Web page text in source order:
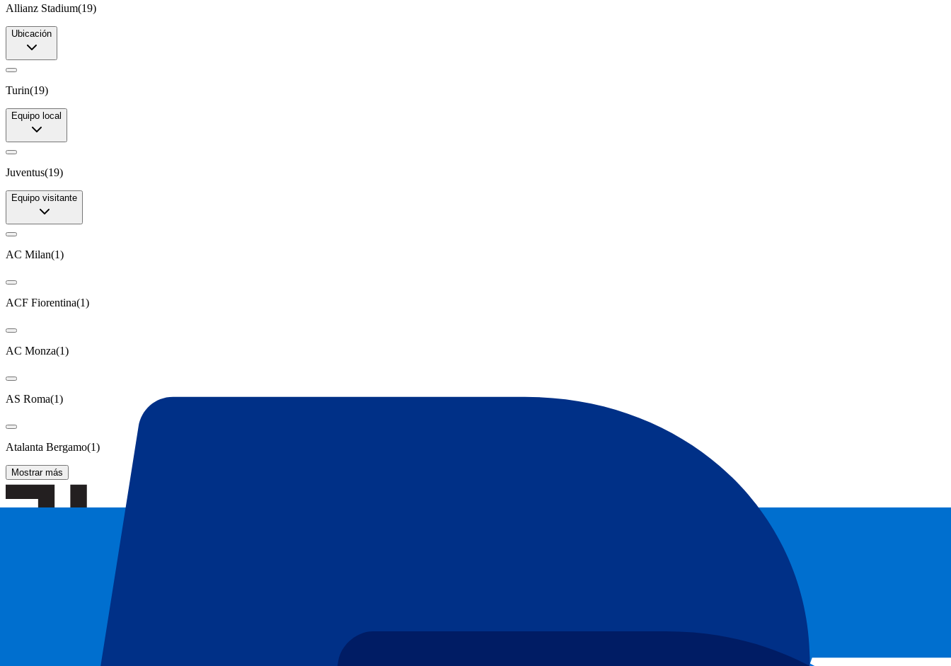
Allianz Stadium(19)
Ubicación
Turin(19)
Equipo local
Juventus(19)
Equipo visitante
AC Milan(1)
ACF Fiorentina(1)
AC Monza(1)
AS Roma(1)
Atalanta Bergamo(1)
Mostrar más
Entradas Juventus